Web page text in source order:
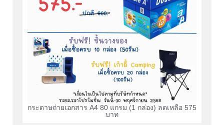
กระดาษถ่ายเอกสาร A4 80 แกรม (1 กล่อง) ลดเหลือ 575
บาท